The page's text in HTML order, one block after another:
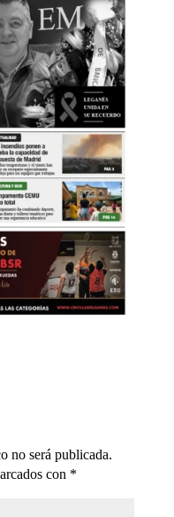
no será publicada.
con *